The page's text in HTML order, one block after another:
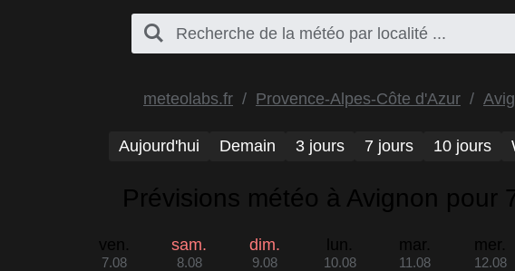
meteolabs.fr Provence-Alpes-Côte d'Azur
Aujourd'hui Demain 3 jours 7 jours 10 jours
Prévisions météo à Avignon pour
ven.
7.08
sam.
8.08
dim.
9.08
lun.
10.08
mar.
11.08
mer.
12.08